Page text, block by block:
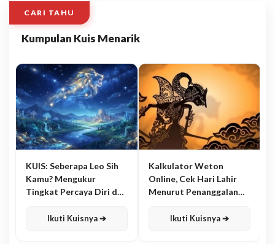
CARI TAHU
Kumpulan Kuis Menarik
KUIS: Seberapa Leo Sih
Kamu? Mengukur
Tingkat Percaya Diri dan
Ikuti Kuisnya ➔
Kalkulator Weton
Online, Cek Hari Lahir
Menurut Penanggalan
Ikuti Kuisnya ➔